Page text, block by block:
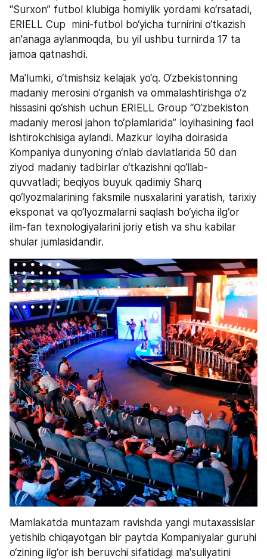
“Surxon” futbol klubiga homiylik yordami ko‘rsatadi,
ERIELL Cup  mini-futbol bo‘yicha turnirini o‘tkazish
an'anaga aylanmoqda, bu yil ushbu turnirda 17 ta
jamoa qatnashdi.
Ma'lumki, o‘tmishsiz kelajak yo‘q. O‘zbekistonning
madaniy merosini o‘rganish va ommalashtirishga o‘z
hissasini qo‘shish uchun ERIELL Group “O‘zbekiston
madaniy merosi jahon to‘plamlarida” loyihasining faol
ishtirokchisiga aylandi. Mazkur loyiha doirasida
Kompaniya dunyoning o‘nlab davlatlarida 50 dan
ziyod madaniy tadbirlar o‘tkazishni qo‘llab-
quvvatladi; beqiyos buyuk qadimiy Sharq
qo‘lyozmalarining faksmile nusxalarini yaratish, tarixiy
eksponat va qo‘lyozmalarni saqlash bo‘yicha ilg‘or
ilm-fan texnologiyalarini joriy etish va shu kabilar
shular jumlasidandir.
Mamlakatda muntazam ravishda yangi mutaxassislar
yetishib chiqayotgan bir paytda Kompaniyalar guruhi
o‘zining ilg‘or ish beruvchi sifatidagi ma'suliyatini